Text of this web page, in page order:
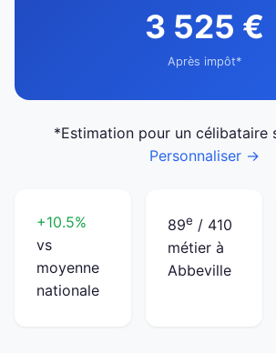
3 525 €
Après impôt*
*Estimation pour un célibataire
Personnaliser →
+10.5%
vs
moyenne
nationale
89e / 410
métier à
Abbeville